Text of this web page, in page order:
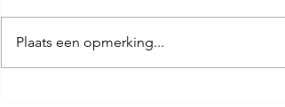
Plaats een opmerking...